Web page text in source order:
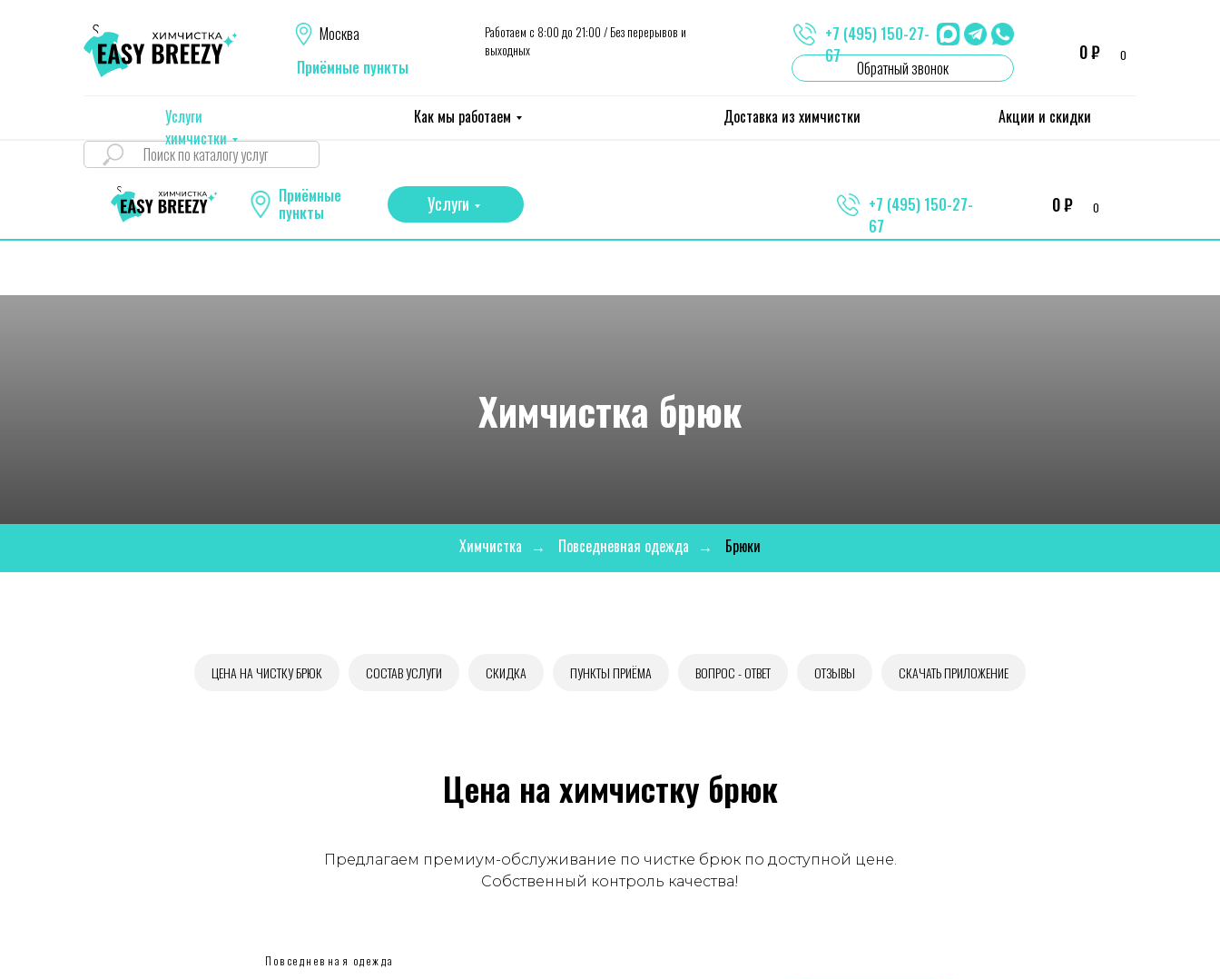
Москва
Приёмные пункты
Работаем с 8:00 до 21:00 / Без перерывов и
выходных
+7 (495) 150-27-
67
Обратный звонок
0
0 ₽
Доставка из химчистки
Услуги
химчистки
Как мы работаем Акции и скидки
Приёмные
пункты
+7 (495) 150-27-
67
0
0 ₽
Услуги
Химчистка брюк
Химчистка → Повседневная одежда → Брюки
ЦЕНА НА ЧИСТКУ БРЮК СОСТАВ УСЛУГИ СКИДКА ПУНКТЫ ПРИЁМА ВОПРОС - ОТВЕТ ОТЗЫВЫ СКАЧАТЬ ПРИЛОЖЕНИЕ
Цена на химчистку брюк
Предлагаем премиум-обслуживание по чистке брюк по доступной цене.
Собственный контроль качества!
Повседневная одежда